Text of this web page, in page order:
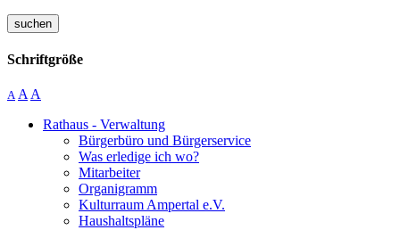
suchen
Schriftgröße
A A A
Rathaus - Verwaltung
Bürgerbüro und Bürgerservice
Was erledige ich wo?
Mitarbeiter
Organigramm
Kulturraum Ampertal e.V.
Haushaltspläne